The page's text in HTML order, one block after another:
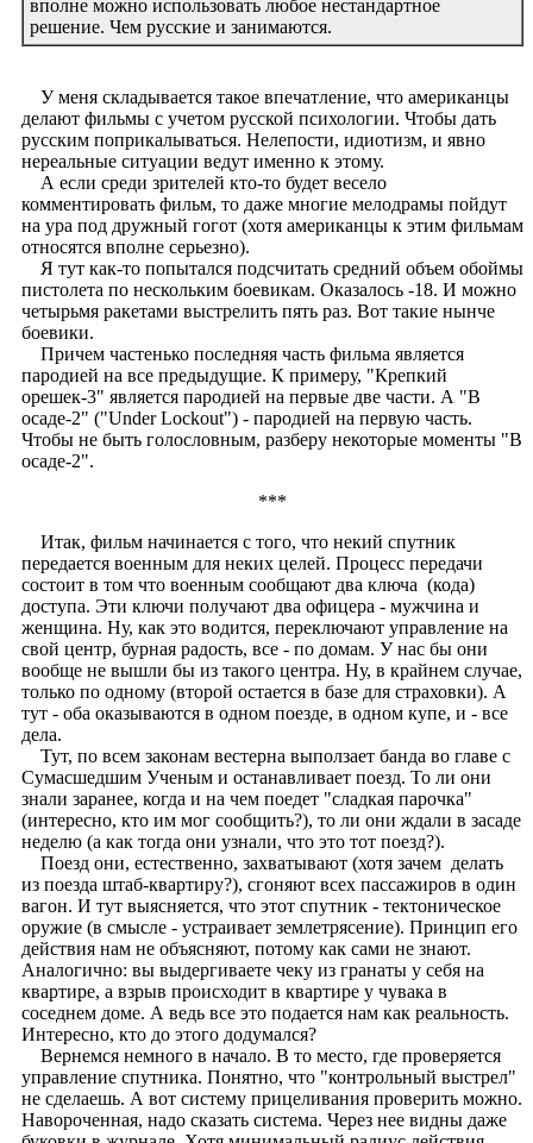
вполне можно использовать любое нестандартное
решение. Чем русские и занимаются.
У меня складывается такое впечатление, что американцы
делают фильмы с учетом русской психологии. Чтобы дать
русским поприкалываться. Нелепости, идиотизм, и явно
нереальные ситуации ведут именно к этому.
А если среди зрителей кто-то будет весело
комментировать фильм, то даже многие мелодрамы пойдут
на ура под дружный гогот (хотя американцы к этим фильмам
относятся вполне серьезно).
Я тут как-то попытался подсчитать средний объем обоймы
пистолета по нескольким боевикам. Оказалось -18. И можно
четырьмя ракетами выстрелить пять раз. Вот такие нынче
боевики.
Причем частенько последняя часть фильма является
пародией на все предыдущие. К примеру, "Крепкий
орешек-3" является пародией на первые две части. А "В
осаде-2" ("Under Lockout") - пародией на первую часть.
Чтобы не быть голословным, разберу некоторые моменты "В
осаде-2".
***
Итак, фильм начинается с того, что некий спутник
передается военным для неких целей. Процесс передачи
состоит в том что военным сообщают два ключа (кода)
доступа. Эти ключи получают два офицера - мужчина и
женщина. Ну, как это водится, переключают управление на
свой центр, бурная радость, все - по домам. У нас бы они
вообще не вышли бы из такого центра. Ну, в крайнем случае,
только по одному (второй остается в базе для страховки). А
тут - оба оказываются в одном поезде, в одном купе, и - все
дела.
Тут, по всем законам вестерна выползает банда во главе с
Сумасшедшим Ученым и останавливает поезд. То ли они
знали заранее, когда и на чем поедет "сладкая парочка"
(интересно, кто им мог сообщить?), то ли они ждали в засаде
неделю (а как тогда они узнали, что это тот поезд?).
Поезд они, естественно, захватывают (хотя зачем делать
из поезда штаб-квартиру?), сгоняют всех пассажиров в один
вагон. И тут выясняется, что этот спутник - тектоническое
оружие (в смысле - устраивает землетрясение). Принцип его
действия нам не объясняют, потому как сами не знают.
Аналогично: вы выдергиваете чеку из гранаты у себя на
квартире, а взрыв происходит в квартире у чувака в
соседнем доме. А ведь все это подается нам как реальность.
Интересно, кто до этого додумался?
Вернемся немного в начало. В то место, где проверяется
управление спутника. Понятно, что "контрольный выстрел"
не сделаешь. А вот систему прицеливания проверить можно.
Навороченная, надо сказать система. Через нее видны даже